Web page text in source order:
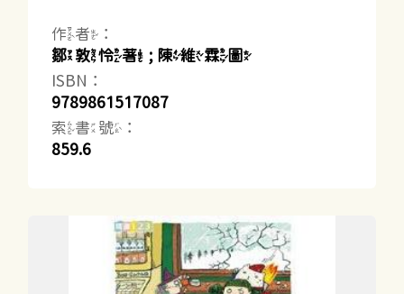
作者：
鄒敦怜著 ; 陳維霖圖
ISBN：
9789861517087
索書號：
859.6